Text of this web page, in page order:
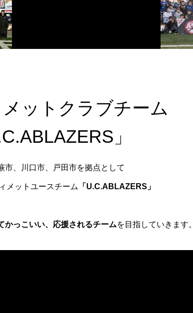
ットクラブチーム
」
市、川口市、戸田市を拠点として
メットユースチーム 「U.C.ABLAZERS」
かっこいい、応援されるチームを目指していきます。